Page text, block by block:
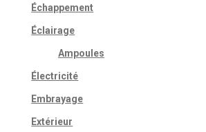
Échappement
Éclairage
Ampoules
Électricité
Embrayage
Extérieur